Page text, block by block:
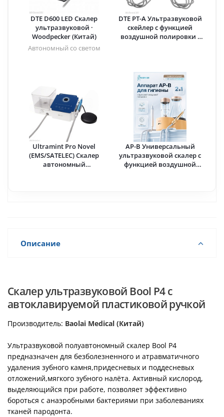
DTE D600 LED Скалер
ультразвуковой ·
Woodpecker (Китай)
Автономный со светом
DTE PT-A Ультразвуковой
скейлер с функцией
воздушной полировки ·
Ultramint Pro Novel
(EMS/SATELEC) Скалер
автономный
AP-B Универсальный
ультразвуковой скалер с
функцией воздушной
Описание
Скалер ультразвуковой Bool P4 с
автоклавируемой пластиковой ручкой
Производитель: Baolai Medical (Китай)
Ультразвуковой полуавтономный скалер Bool Р4
предназначен для безболезненного и атравматичного
удаления зубного камня,придесневых и поддесневых
отложений,мягкого зубного налёта. Активный кислород,
выделяющийся при работе, позволяет эффективно
бороться с анаэробными бактериями при заболеваниях
тканей пародонта.